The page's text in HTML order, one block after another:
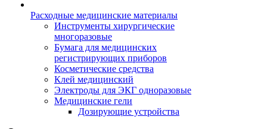
Расходные медицинские материалы
Инструменты хирургические
многоразовые
Бумага для медицинских
регистрирующих приборов
Косметические средства
Клей медицинский
Электроды для ЭКГ одноразовые
Медицинские гели
Дозирующие устройства